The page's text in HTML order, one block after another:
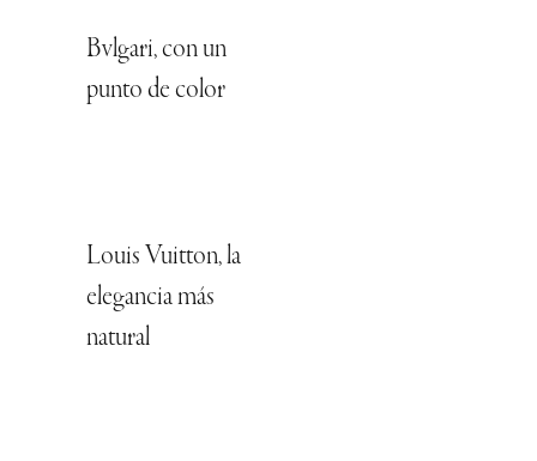
Bvlgari, con un
punto de color
Louis Vuitton, la
elegancia más
natural